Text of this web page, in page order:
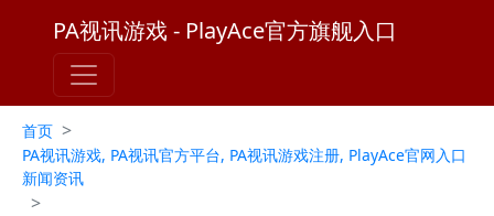
PA视讯游戏 - PlayAce官方旗舰入口
首页 >
PA视讯游戏, PA视讯官方平台, PA视讯游戏注册, PlayAce官网入口
新闻资讯
>